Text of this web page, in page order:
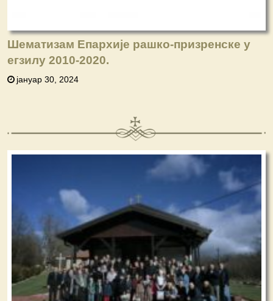
Шематизам Епархије рашко-призренске у
егзилу 2010-2020.
јануар 30, 2024